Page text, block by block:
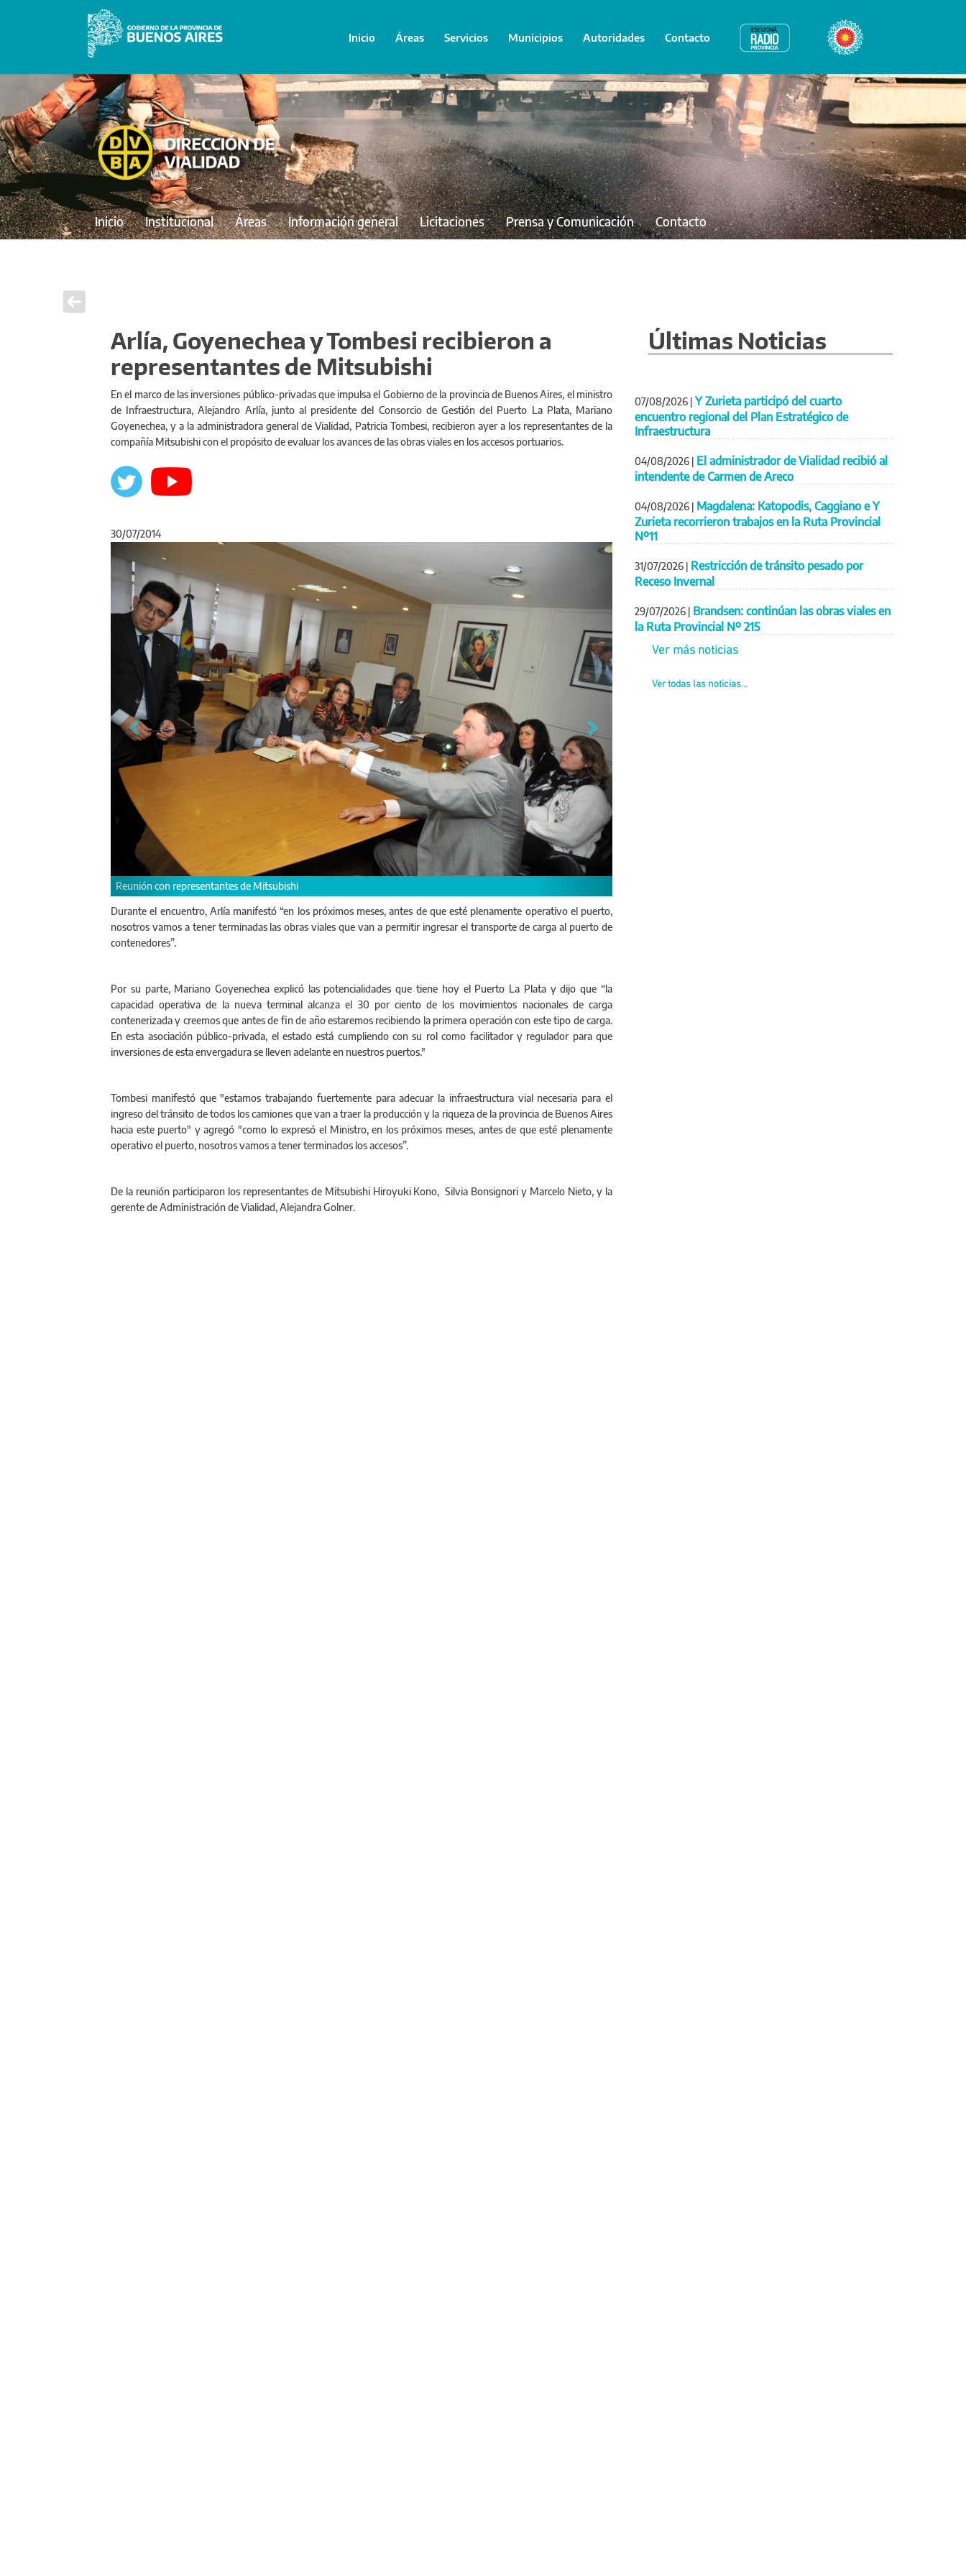
Inicio Áreas Servicios Municipios Autoridades Contacto Radio Provincia Bicentenario
Inicio Institucional Áreas Información general Licitaciones Prensa y Comunicación Contacto
Arlía, Goyenechea y Tombesi recibieron a
representantes de Mitsubishi
En el marco de las inversiones público-privadas que impulsa el Gobierno de la provincia de Buenos Aires, el ministro
de Infraestructura, Alejandro Arlía, junto al presidente del Consorcio de Gestión del Puerto La Plata, Mariano
Goyenechea, y a la administradora general de Vialidad, Patricia Tombesi, recibieron ayer a los representantes de la
compañía Mitsubishi con el propósito de evaluar los avances de las obras viales en los accesos portuarios.
30/07/2014
Arlía y Tombesi presentaron los avances de las obras viales de acceso al puerto a representantes de Mitsubishi.
Siguiente
Durante el encuentro, Arlía manifestó “en los próximos meses, antes de que esté plenamente operativo el puerto,
nosotros vamos a tener terminadas las obras viales que van a permitir ingresar el transporte de carga al puerto de
contenedores”.
Por su parte, Mariano Goyenechea explicó las potencialidades que tiene hoy el Puerto La Plata y dijo que “la
capacidad operativa de la nueva terminal alcanza el 30 por ciento de los movimientos nacionales de carga
contenerizada y creemos que antes de fin de año estaremos recibiendo la primera operación con este tipo de carga.
En esta asociación público-privada, el estado está cumpliendo con su rol como facilitador y regulador para que
inversiones de esta envergadura se lleven adelante en nuestros puertos."
Tombesi manifestó que "estamos trabajando fuertemente para adecuar la infraestructura vial necesaria para el
ingreso del tránsito de todos los camiones que van a traer la producción y la riqueza de la provincia de Buenos Aires
hacia este puerto" y agregó "como lo expresó el Ministro, en los próximos meses, antes de que esté plenamente
operativo el puerto, nosotros vamos a tener terminados los accesos”.
De la reunión participaron los representantes de Mitsubishi Hiroyuki Kono, Silvia Bonsignori y Marcelo Nieto, y la
gerente de Administración de Vialidad, Alejandra Golner.
Últimas Noticias
07/08/2026 | Y Zurieta participó del cuarto
encuentro regional del Plan Estratégico de
Infraestructura
04/08/2026 | El administrador de Vialidad recibió al
intendente de Carmen de Areco
04/08/2026 | Magdalena: Katopodis, Caggiano e Y
Zurieta recorrieron trabajos en la Ruta Provincial
Nº11
31/07/2026 | Restricción de tránsito pesado por
Receso Invernal
29/07/2026 | Brandsen: continúan las obras viales en
la Ruta Provincial Nº 215
Ver más noticias
Ver todas las noticias...